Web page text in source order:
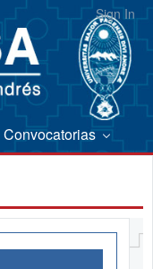
Sign In
Convocatorias